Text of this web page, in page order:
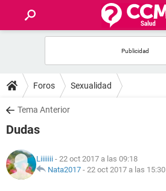
FOROS
SALUD
NUTRICIÓN
Foros Sexualidad
Tema Anterior
Dudas
Liiiiiii - 22 oct 2017 a las 09:18
Nata2017 - 22 oct 2017 a las 15:30